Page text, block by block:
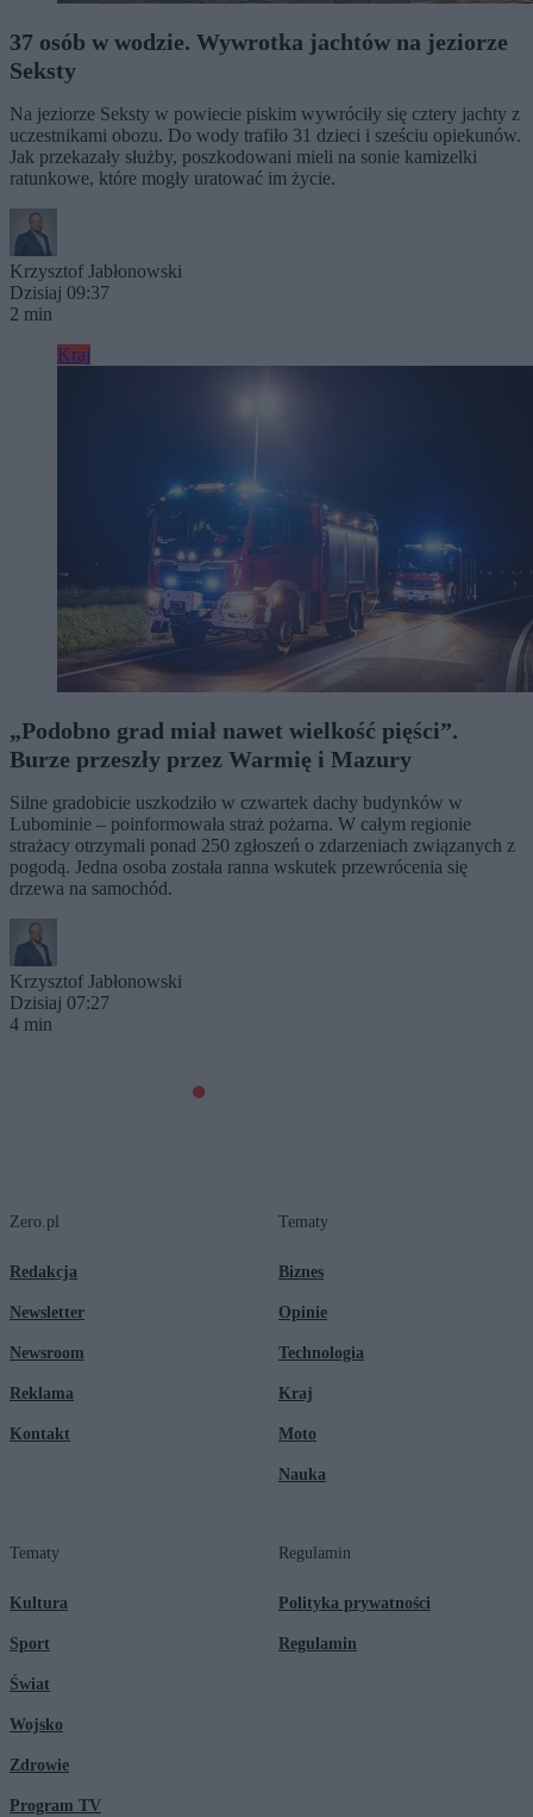
37 osób w wodzie. Wywrotka jachtów na jeziorze
Seksty
Na jeziorze Seksty w powiecie piskim wywróciły się cztery jachty z
uczestnikami obozu. Do wody trafiło 31 dzieci i sześciu opiekunów.
Jak przekazały służby, poszkodowani mieli na sonie kamizelki
ratunkowe, które mogły uratować im życie.
Krzysztof Jabłonowski
Dzisiaj 09:37
2 min
Kraj
„Podobno grad miał nawet wielkość pięści”.
Burze przeszły przez Warmię i Mazury
Silne gradobicie uszkodziło w czwartek dachy budynków w
Lubominie – poinformowała straż pożarna. W całym regionie
strażacy otrzymali ponad 250 zgłoszeń o zdarzeniach związanych z
pogodą. Jedna osoba została ranna wskutek przewrócenia się
drzewa na samochód.
Krzysztof Jabłonowski
Dzisiaj 07:27
4 min
Zero.pl
Redakcja
Newsletter
Newsroom
Reklama
Kontakt
Tematy
Biznes
Opinie
Technologia
Kraj
Moto
Nauka
Tematy
Kultura
Sport
Świat
Wojsko
Zdrowie
Program TV
Regulamin
Polityka prywatności
Regulamin